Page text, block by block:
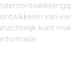
ontwikkelen van
inzichtelijk kunt
informatie.